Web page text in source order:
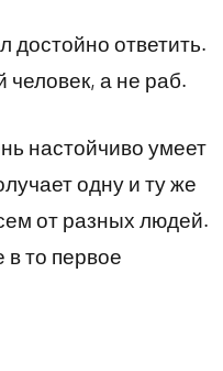
достойно ответить.
человек, а не раб.
настойчиво умеет
одну и ту же
от разных людей.
то первое